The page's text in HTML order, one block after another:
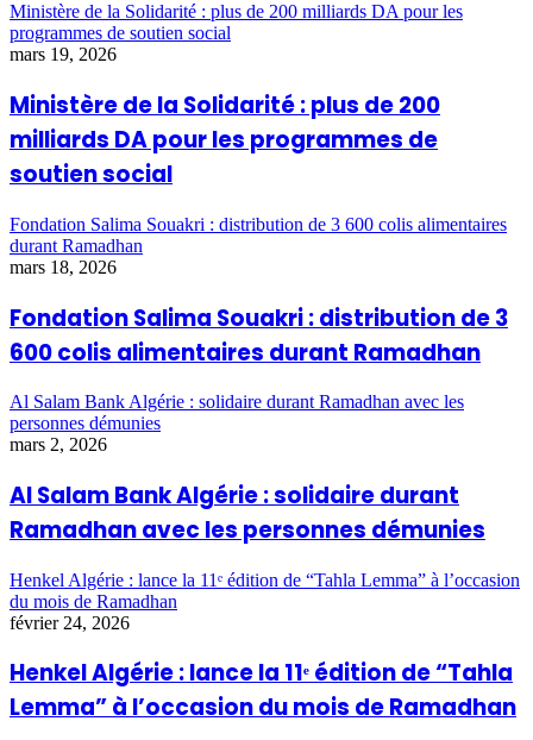
Ministère de la Solidarité : plus de 200 milliards DA pour les
programmes de soutien social
mars 19, 2026
Ministère de la Solidarité : plus de 200
milliards DA pour les programmes de
soutien social
Fondation Salima Souakri : distribution de 3 600 colis alimentaires
durant Ramadhan
mars 18, 2026
Fondation Salima Souakri : distribution de 3
600 colis alimentaires durant Ramadhan
Al Salam Bank Algérie : solidaire durant Ramadhan avec les
personnes démunies
mars 2, 2026
Al Salam Bank Algérie : solidaire durant
Ramadhan avec les personnes démunies
Henkel Algérie : lance la 11ᵉ édition de “Tahla Lemma” à l’occasion
du mois de Ramadhan
février 24, 2026
Henkel Algérie : lance la 11ᵉ édition de “Tahla
Lemma” à l’occasion du mois de Ramadhan